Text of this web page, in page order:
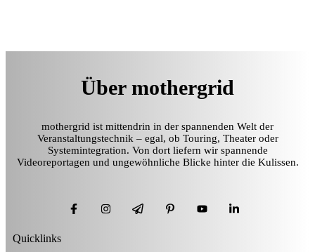
Über mothergrid
mothergrid ist mittendrin in der spannenden Welt der
Veranstaltungstechnik – egal, ob Touring, Theater oder
Systemintegration. Von dort liefern wir spannende
Videoreportagen und ungewöhnliche Blicke hinter die Kulissen.
Quicklinks